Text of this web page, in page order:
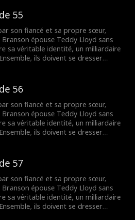
fin heureuse.
55
son fiancé et sa propre sœur,
épouse Teddy Lloyd sans
sa véritable identité, un milliardaire
ils doivent se dresser
fin heureuse.
56
son fiancé et sa propre sœur,
épouse Teddy Lloyd sans
sa véritable identité, un milliardaire
ils doivent se dresser
fin heureuse.
57
son fiancé et sa propre sœur,
épouse Teddy Lloyd sans
sa véritable identité, un milliardaire
ils doivent se dresser